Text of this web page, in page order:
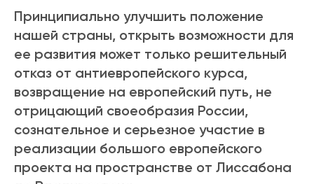
Принципиально улучшить положение
нашей страны, открыть возможности для
ее развития может только решительный
отказ от антиевропейского курса,
возвращение на европейский путь, не
отрицающий своеобразия России,
сознательное и серьезное участие в
реализации большого европейского
проекта на пространстве от Лиссабона